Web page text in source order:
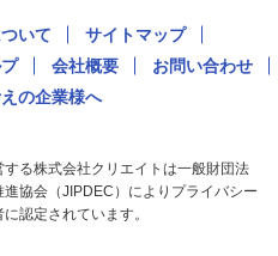
いて
サイトマップ
会社概要
お問い合わせ
の企業様へ
る株式会社クリエイトは一般財団法
進協会（JIPDEC）によりプライバシー
認定されています。